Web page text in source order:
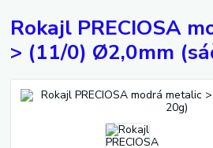
Rokajl PRECIOSA
> (11/0) Ø2,0mm